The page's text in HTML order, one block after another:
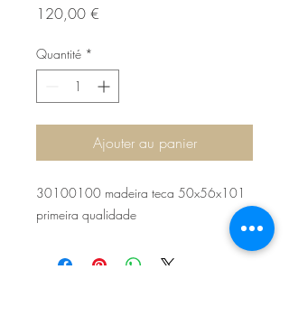
120,00 €
Quantité *
Ajouter au panier
30100100 madeira teca 50x56x101
primeira qualidade